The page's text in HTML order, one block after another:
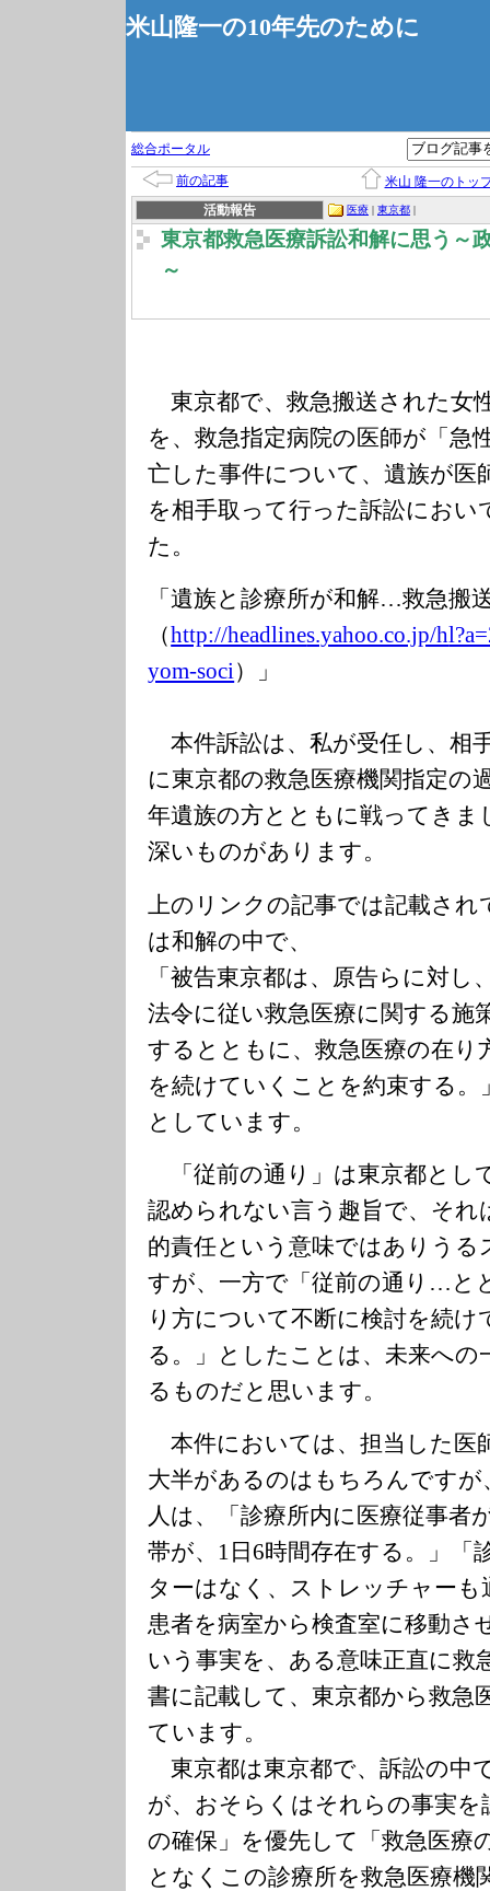
米山隆一の10年先のために
総合ポータル
前の記事
米山 隆一のトッ
活動報告
医療 | 東京都 |
東京都救急医療訴訟和解に思う～
～
東京都で、救急搬送された女
を、救急指定病院の医師が「急
亡した事件について、遺族が医
を相手取って行った訴訟におい
た。
「遺族と診療所が和解…救急搬
（http://headlines.yahoo.co.jp/h
yom-soci）」
本件訴訟は、私が受任し、相
に東京都の救急医療機関指定の
年遺族の方とともに戦ってきま
深いものがあります。
上のリンクの記事では記載さ
は和解の中で、
「被告東京都は、原告らに対し
法令に従い救急医療に関する施
するとともに、救急医療の在り
を続けていくことを約束する。
としています。
「従前の通り」は東京都とし
認められない言う趣旨で、それ
的責任という意味ではありう
すが、一方で「従前の通り…と
り方について不断に検討を続
る。」としたことは、未来への
るものだと思います。
本件においては、担当した医
大半があるのはもちろんですが
人は、「診療所内に医療従事者
帯が、1日6時間存在する。」「
ターはなく、ストレッチャー
患者を病室から検査室に移動さ
いう事実を、ある意味正直に救
書に記載して、東京都から救急
ています。
東京都は東京都で、訴訟の中
が、おそらくはそれらの事実
の確保」を優先して「救急医療
となくこの診療所を救急医療機